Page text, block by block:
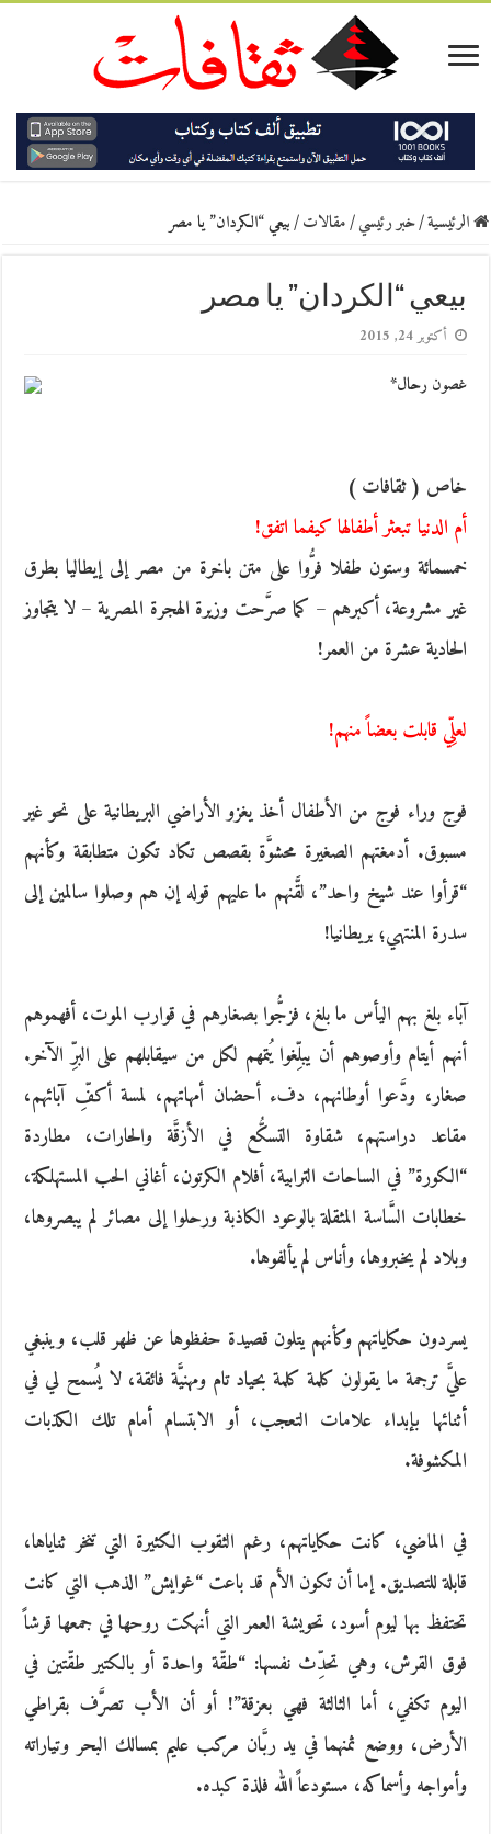
الرئيسية/خبر رئيسي/مقالات/بيعي “الكردان” يا مصر
بيعي “الكردان” يا مصر
أكتوبر 24, 2015
غصون رحال*
خاص ( ثقافات )
أم الدنيا تبعثر أطفالها كيفما اتفق!
خمسمائة وستون طفلا فرُّوا على متن باخرة من مصر إلى إيطاليا بطرق
غير مشروعة، أكبرهم – كما صرَّحت وزيرة الهجرة المصرية – لا يتجاوز
الحادية عشرة من العمر!
لعلِّي قابلت بعضاً منهم!
فوج وراء فوج من الأطفال أخذ يغزو الأراضي البريطانية على نحو غير
مسبوق. أدمغتهم الصغيرة محشوَّة بقصص تكاد تكون متطابقة وكأنهم
“قرأوا عند شيخ واحد”، لقَّنهم ما عليهم قوله إن هم وصلوا سالمين إلى
سدرة المنتهي؛ بريطانيا!
آباء بلغ بهم اليأس ما بلغ، فزجُّوا بصغارهم في قوارب الموت، أفهموهم
أنهم أيتام وأوصوهم أن يبلِّغوا يُتمهم لكل من سيقابلهم على البرِّ الآخر.
صغار، ودَّعوا أوطانهم، دفء أحضان أمهاتهم، لمسة أكفِّ آبائهم،
مقاعد دراستهم، شقاوة التسكُّع في الأزقَّة والحارات، مطاردة
“الكورة” في الساحات الترابية، أفلام الكرتون، أغاني الحب المستهلكة،
خطابات السَّاسة المثقلة بالوعود الكاذبة ورحلوا إلى مصائر لم يبصروها،
وبلاد لم يخبروها، وأناس لم يألفوها.
يسردون حكاياتهم وكأنهم يتلون قصيدة حفظوها عن ظهر قلب، وينبغي
عليَّ ترجمة ما يقولون كلمة كلمة بحياد تام ومهنيَّة فائقة، لا يُسمح لي في
أثنائها بإبداء علامات التعجب، أو الابتسام أمام تلك الكذبات
المكشوفة.
في الماضي، كانت حكاياتهم، رغم الثقوب الكثيرة التي تنخر ثناياها،
قابلة للتصديق. إما أن تكون الأم قد باعت “غوايش” الذهب التي كانت
تحتفظ بها ليوم أسود، تحويشة العمر التي أنهكت روحها في جمعها قرشاً
فوق القرش، وهي تحدِّث نفسها: “طقّة واحدة أو بالكتير طقّتين في
اليوم تكفي، أما الثالثة فهي بعزقة”! أو أن الأب تصرَّف بقراطي
الأرض، ووضع ثمنهما في يد ربَّان مركب عليم بمسالك البحر وتياراته
وأمواجه وأسماكه، مستودعاً الله فلذة كبده.